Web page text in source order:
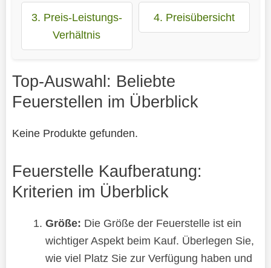
3. Preis-Leistungs-
Verhältnis
4. Preisübersicht
Top-Auswahl: Beliebte
Feuerstellen im Überblick
Keine Produkte gefunden.
Feuerstelle Kaufberatung:
Kriterien im Überblick
Größe: Die Größe der Feuerstelle ist ein
wichtiger Aspekt beim Kauf. Überlegen Sie,
wie viel Platz Sie zur Verfügung haben und